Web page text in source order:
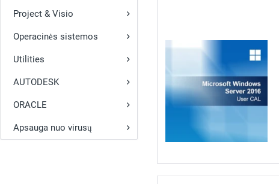
Project & Visio
Operacinės sistemos
Utilities
AUTODESK
ORACLE
Apsauga nuo virusų